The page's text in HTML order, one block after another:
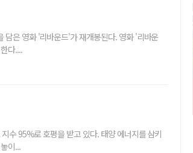
담은 영화 '리바운드'가 재개봉된다. 영화 '리바운
다....
수 95%로 호평을 받고 있다. 태양 에너지를 삼키
이...